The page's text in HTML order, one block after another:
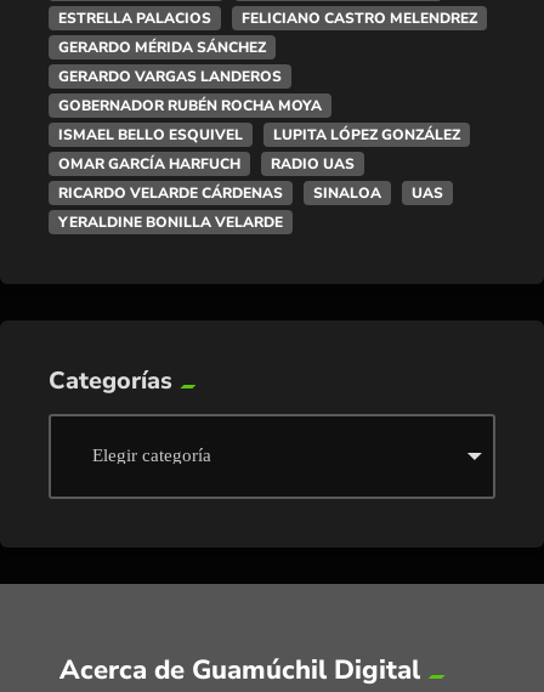
ESTRELLA PALACIOS
FELICIANO CASTRO MELENDREZ
GERARDO MÉRIDA SÁNCHEZ
GERARDO VARGAS LANDEROS
GOBERNADOR RUBÉN ROCHA MOYA
ISMAEL BELLO ESQUIVEL
LUPITA LÓPEZ GONZÁLEZ
OMAR GARCÍA HARFUCH
RADIO UAS
RICARDO VELARDE CÁRDENAS
SINALOA
UAS
YERALDINE BONILLA VELARDE
Categorías
Acerca de Guamúchil Digital